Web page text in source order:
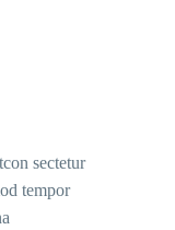
sectetur
tempor